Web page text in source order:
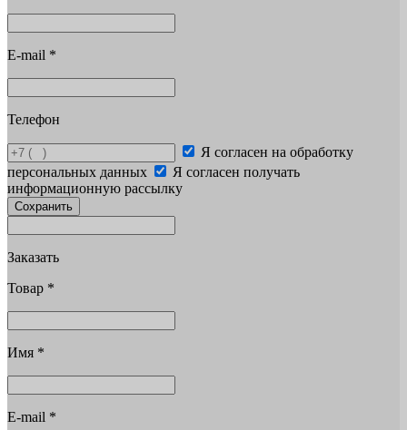
E-mail *
Телефон
Я согласен на обработку
персональных данных
Я согласен получать
информационную рассылку
Сохранить
Заказать
Товар *
Имя *
E-mail *